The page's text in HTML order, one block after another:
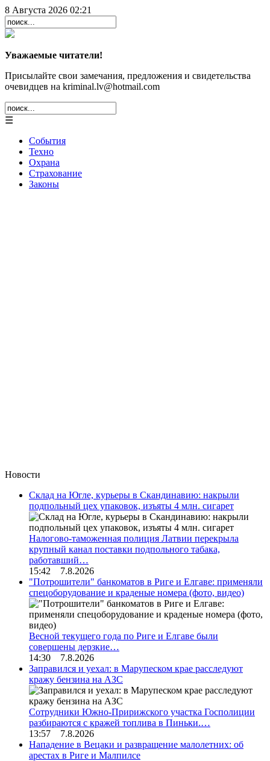
8 Августа 2026 02:21
Уважаемые читатели!
Присылайте свои замечания, предложения и свидетельства
очевидцев на kriminal.lv@hotmail.com
☰
События
Техно
Охрана
Страхование
Законы
Новости
Склад на Югле, курьеры в Скандинавию: накрыли
подпольный цех упаковок, изъяты 4 млн. сигарет
Налогово-таможенная полиция Латвии перекрыла
крупный канал поставки подпольного табака,
работавший…
15:42 7.8.2026
"Потрошители" банкоматов в Риге и Елгаве: применяли
спецоборудование и краденые номера (фото, видео)
Весной текущего года по Риге и Елгаве были
совершены дерзкие…
14:30 7.8.2026
Заправился и уехал: в Марупеском крае расследуют
кражу бензина на АЗС
Сотрудники Южно-Пририжского участка Госполиции
разбираются с кражей топлива в Пиньки.…
13:57 7.8.2026
Нападение в Вецаки и развращение малолетних: об
арестах в Риге и Малпилсе